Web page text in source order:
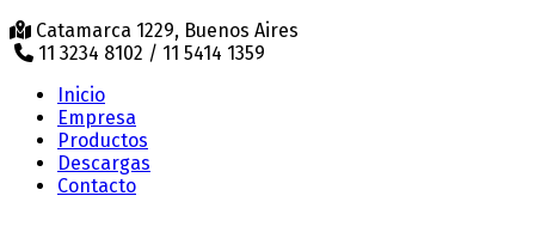
Catamarca 1229, Buenos Aires
11 3234 8102 / 11 5414 1359
Inicio
Empresa
Productos
Descargas
Contacto